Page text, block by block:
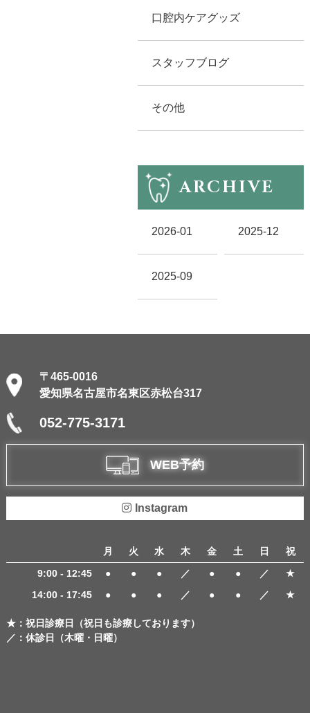
口腔内ケアグッズ
スタッフブログ
その他
ARCHIVE
2026-01 2025-12
2025-09
〒465-0016
愛知県名古屋市名東区赤松台317
052-775-3171
WEB予約
Instagram
月 火 水 木 金 土 日
祝
9:00 - 12:45
● ● ● ／ ● ● ／
★
14:00 - 17:45
● ● ● ／ ● ● ／ ★
★：祝日診療日（祝日も診療しております）
／：休診日（木曜・日曜）